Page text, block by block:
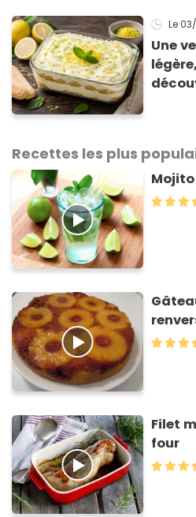
Le
Une
Recettes les plus
Mojito
Filet
four